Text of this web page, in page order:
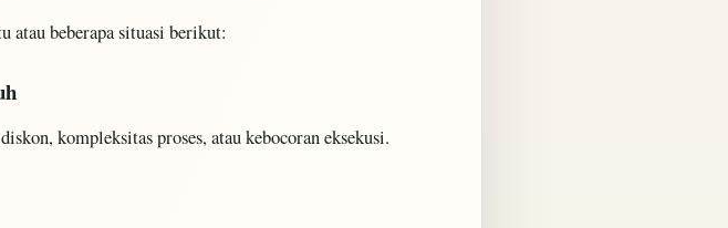
atau beberapa situasi berikut:
kompleksitas proses, atau kebocoran eksekusi.